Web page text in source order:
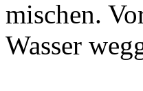
mischen.
Wasser